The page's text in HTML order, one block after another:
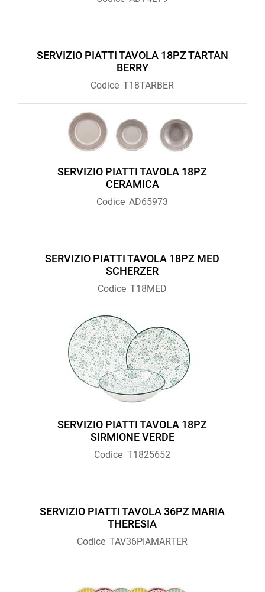
SERVIZIO PIATTI TAVOLA 18PZ TARTAN
BERRY
Codice T18TARBER
SERVIZIO PIATTI TAVOLA 18PZ
CERAMICA
Codice AD65973
SERVIZIO PIATTI TAVOLA 18PZ MED
SCHERZER
Codice T18MED
SERVIZIO PIATTI TAVOLA 18PZ
SIRMIONE VERDE
Codice T1825652
SERVIZIO PIATTI TAVOLA 36PZ MARIA
THERESIA
Codice TAV36PIAMARTER